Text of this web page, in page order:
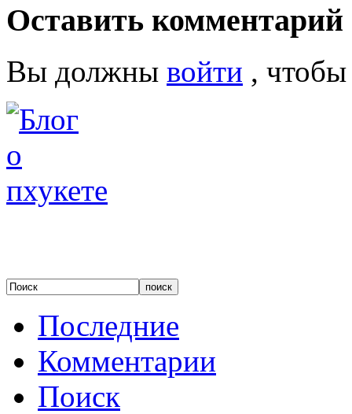
Оставить комментарий
Вы должны войти ,
Последние
Комментарии
Поиск